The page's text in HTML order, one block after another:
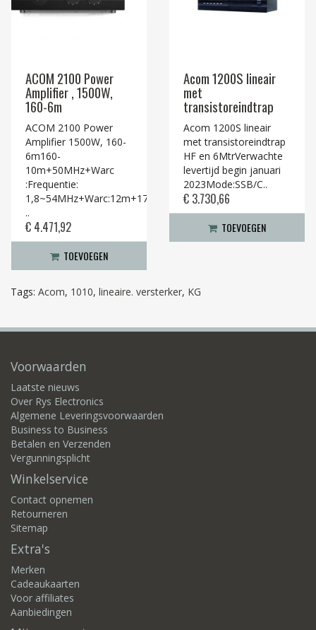
ACOM 2100 Power
Amplifier , 1500W,
160-6m
ACOM 2100 Power
Amplifier 1500W, 160-
6m160-
10m+50MHz+Warc
:Frequentie:
1,8~54MHz+Warc:12m+17m+10MHz
..
€ 4.471,92
TOEVOEGEN
Acom 1200S lineair
met
transistoreindtrap
Acom 1200S lineair
met transistoreindtrap
HF en 6MtrVerwachte
levertijd begin januari
2023Mode:SSB/C..
€ 3.730,66
TOEVOEGEN
Tags: Acom, 1010, lineaire. versterker, KG
Voorwaarden
Laatste nieuws
Over Rys Electronics
Algemene Leveringsvoorwaarden
Business to Business
Betalen en Verzenden
Vergunningsplicht
Winkelservice
Contact opnemen
Retourneren
Sitemap
Extra's
Merken
Cadeaukaarten
Voor affiliates
Aanbiedingen